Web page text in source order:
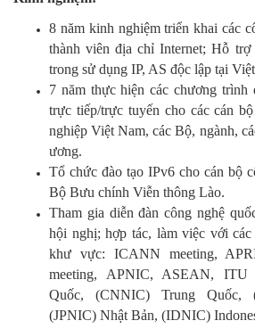
8 năm kinh nghiệm triển khai các
thành viên địa chỉ Internet; Hỗ trợ
trong sử dụng IP, AS độc lập tại
7 năm thực hiện các chương trình
trực tiếp/trực tuyến cho các cán
nghiệp Việt Nam, các Bộ, ngành,
ương.
Tổ chức đào tạo IPv6 cho cán bộ
Bộ Bưu chính Viễn thông Lào.
Tham gia diễn đàn công nghệ
hội nghị; hợp tác, làm việc với
khư vực: ICANN meeting,
meeting, APNIC, ASEAN,
Quốc, (CNNIC) Trung Quốc,
(JPNIC) Nhật Bản, (IDNIC)